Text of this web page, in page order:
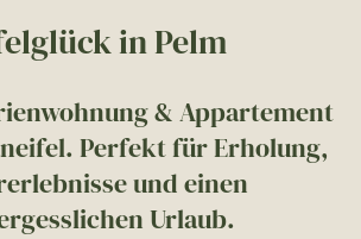
in Pelm
& Appartement
Perfekt für Erholung,
und einen
Urlaub.